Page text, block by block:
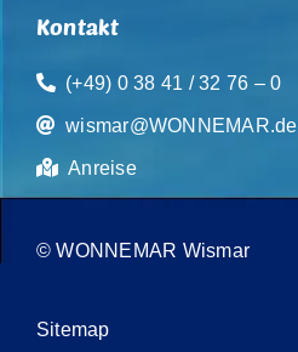
Kontakt
(+49) 0 38 41 / 32 76 – 0
wismar@WONNEMAR.de
Anreise
© WONNEMAR Wismar
Sitemap